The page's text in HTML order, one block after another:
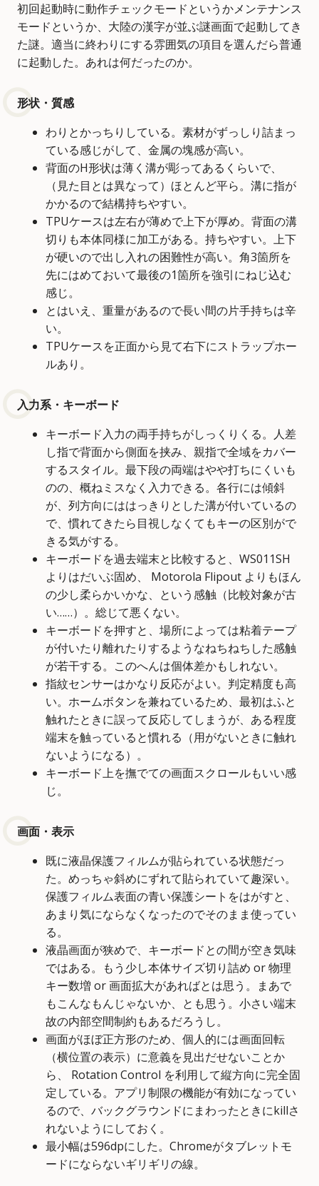
初回起動時に動作チェックモードというかメンテナンス
モードというか、大陸の漢字が並ぶ謎画面で起動してき
た謎。適当に終わりにする雰囲気の項目を選んだら普通
に起動した。あれは何だったのか。
形状・質感
わりとかっちりしている。素材がずっしり詰まっ
ている感じがして、金属の塊感が高い。
背面のH形状は薄く溝が彫ってあるくらいで、
（見た目とは異なって）ほとんど平ら。溝に指が
かかるので結構持ちやすい。
TPUケースは左右が薄めで上下が厚め。背面の溝
切りも本体同様に加工がある。持ちやすい。上下
が硬いので出し入れの困難性が高い。角3箇所を
先にはめておいて最後の1箇所を強引にねじ込む
感じ。
とはいえ、重量があるので長い間の片手持ちは辛
い。
TPUケースを正面から見て右下にストラップホー
ルあり。
入力系・キーボード
キーボード入力の両手持ちがしっくりくる。人差
し指で背面から側面を挟み、親指で全域をカバー
するスタイル。最下段の両端はやや打ちにくいも
のの、概ねミスなく入力できる。各行には傾斜
が、列方向にははっきりとした溝が付いているの
で、慣れてきたら目視しなくてもキーの区別がで
きる気がする。
キーボードを過去端末と比較すると、WS011SH
よりはだいぶ固め、 Motorola Flipout よりもほん
の少し柔らかいかな、という感触（比較対象が古
い……）。総じて悪くない。
キーボードを押すと、場所によっては粘着テープ
が付いたり離れたりするようなねちねちした感触
が若干する。このへんは個体差かもしれない。
指紋センサーはかなり反応がよい。判定精度も高
い。ホームボタンを兼ねているため、最初はふと
触れたときに誤って反応してしまうが、ある程度
端末を触っていると慣れる（用がないときに触れ
ないようになる）。
キーボード上を撫でての画面スクロールもいい感
じ。
画面・表示
既に液晶保護フィルムが貼られている状態だっ
た。めっちゃ斜めにずれて貼られていて趣深い。
保護フィルム表面の青い保護シートをはがすと、
あまり気にならなくなったのでそのまま使ってい
る。
液晶画面が狭めで、キーボードとの間が空き気味
ではある。もう少し本体サイズ切り詰め or 物理
キー数増 or 画面拡大があればとは思う。まあで
もこんなもんじゃないか、とも思う。小さい端末
故の内部空間制約もあるだろうし。
画面がほぼ正方形のため、個人的には画面回転
（横位置の表示）に意義を見出だせないことか
ら、 Rotation Control を利用して縦方向に完全固
定している。アプリ制限の機能が有効になってい
るので、バックグラウンドにまわったときにkillさ
れないようにしておく。
最小幅は596dpにした。Chromeがタブレットモ
ードにならないギリギリの線。